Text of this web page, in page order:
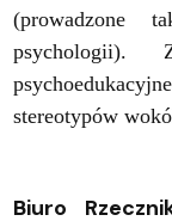
(prowadzone
psychologii).
stereotypów
Biuro